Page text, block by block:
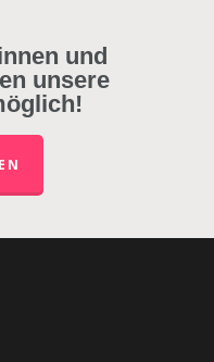
und
unsere